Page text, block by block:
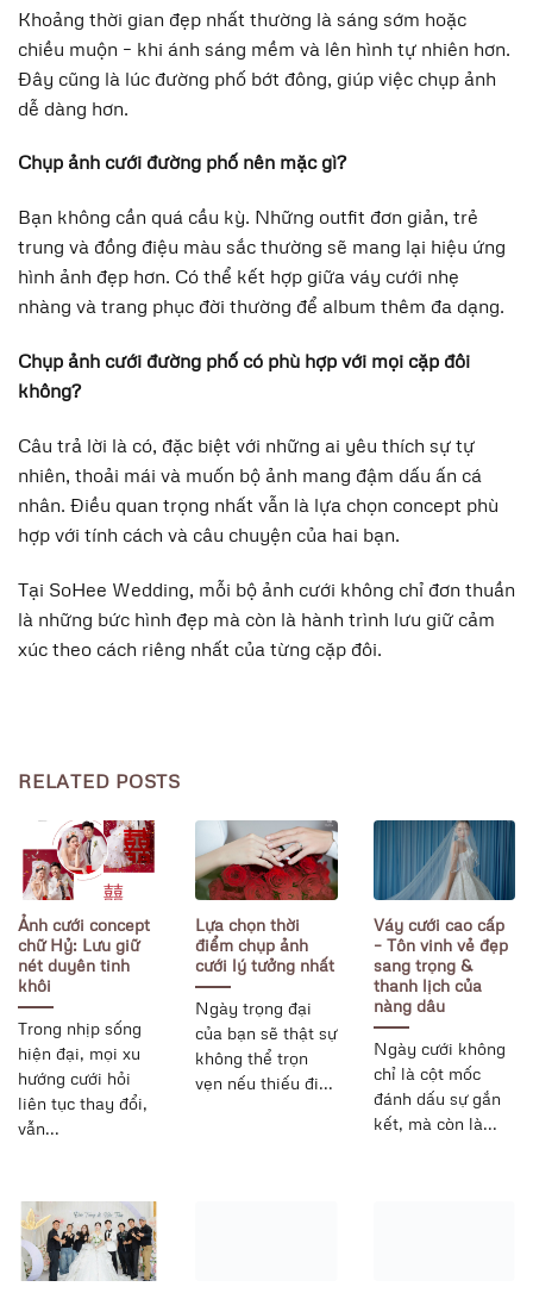
Khoảng thời gian đẹp nhất thường là sáng sớm hoặc
chiều muộn – khi ánh sáng mềm và lên hình tự nhiên hơn.
Đây cũng là lúc đường phố bớt đông, giúp việc chụp ảnh
dễ dàng hơn.
Chụp ảnh cưới đường phố nên mặc gì?
Bạn không cần quá cầu kỳ. Những outfit đơn giản, trẻ
trung và đồng điệu màu sắc thường sẽ mang lại hiệu ứng
hình ảnh đẹp hơn. Có thể kết hợp giữa váy cưới nhẹ
nhàng và trang phục đời thường để album thêm đa dạng.
Chụp ảnh cưới đường phố có phù hợp với mọi cặp đôi
không?
Câu trả lời là có, đặc biệt với những ai yêu thích sự tự
nhiên, thoải mái và muốn bộ ảnh mang đậm dấu ấn cá
nhân. Điều quan trọng nhất vẫn là lựa chọn concept phù
hợp với tính cách và câu chuyện của hai bạn.
Tại SoHee Wedding, mỗi bộ ảnh cưới không chỉ đơn thuần
là những bức hình đẹp mà còn là hành trình lưu giữ cảm
xúc theo cách riêng nhất của từng cặp đôi.
RELATED POSTS
Ảnh cưới concept
chữ Hỷ: Lưu giữ
nét duyên tinh
khôi
Trong nhịp sống
hiện đại, mọi xu
hướng cưới hỏi
liên tục thay đổi,
vẫn...
Lựa chọn thời
điểm chụp ảnh
cưới lý tưởng nhất
Ngày trọng đại
của bạn sẽ thật sự
không thể trọn
vẹn nếu thiếu đi...
Váy cưới cao cấp
– Tôn vinh vẻ đẹp
sang trọng &
thanh lịch của
nàng dâu
Ngày cưới không
chỉ là cột mốc
đánh dấu sự gắn
kết, mà còn là...